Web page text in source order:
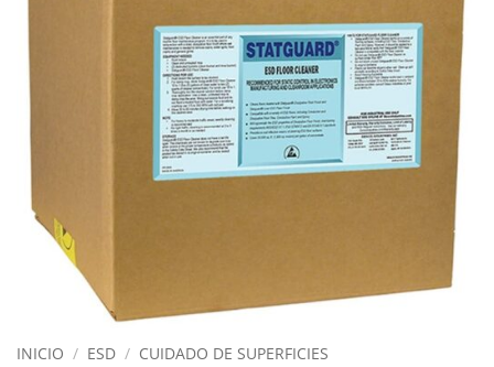
INICIO / ESD / CUIDADO DE SUPERFICIES